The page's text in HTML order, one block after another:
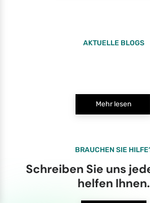
AKTUELLE BLOGS
Mehr lesen
BRAUCHEN SIE
Schreiben Sie uns
helfen Ihnen.